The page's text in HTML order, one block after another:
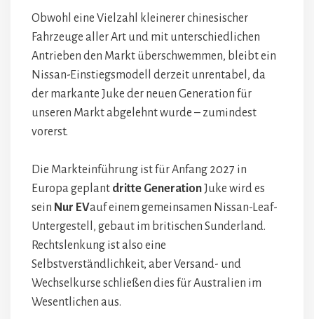
Obwohl eine Vielzahl kleinerer chinesischer
Fahrzeuge aller Art und mit unterschiedlichen
Antrieben den Markt überschwemmen, bleibt ein
Nissan-Einstiegsmodell derzeit unrentabel, da
der markante Juke der neuen Generation für
unseren Markt abgelehnt wurde – zumindest
vorerst.
Die Markteinführung ist für Anfang 2027 in
Europa geplant dritte GenerationJuke wird es
sein Nur EVauf einem gemeinsamen Nissan-Leaf-
Untergestell, gebaut im britischen Sunderland.
Rechtslenkung ist also eine
Selbstverständlichkeit, aber Versand- und
Wechselkurse schließen dies für Australien im
Wesentlichen aus.